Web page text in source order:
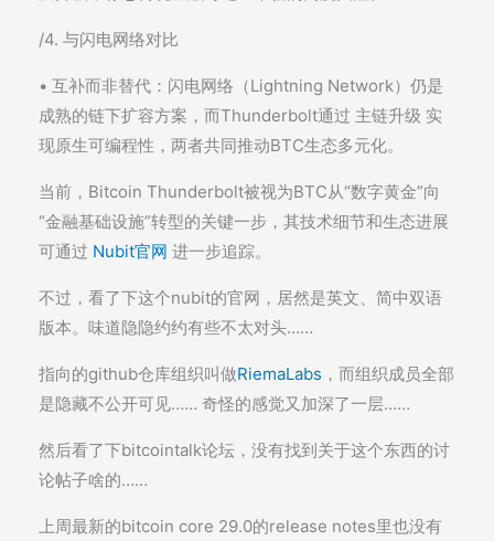
/4. 与闪电网络对比
• 互补而非替代：闪电网络（Lightning Network）仍是
成熟的链下扩容方案，而Thunderbolt通过 主链升级 实
现原生可编程性，两者共同推动BTC生态多元化。
当前，Bitcoin Thunderbolt被视为BTC从“数字黄金”向
“金融基础设施”转型的关键一步，其技术细节和生态进展
可通过 Nubit官网 进一步追踪。
不过，看了下这个nubit的官网，居然是英文、简中双语
版本。味道隐隐约约有些不太对头……
指向的github仓库组织叫做RiemaLabs ，而组织成员全部
是隐藏不公开可见…… 奇怪的感觉又加深了一层……
然后看了下bitcointalk论坛，没有找到关于这个东西的讨
论帖子啥的……
上周最新的bitcoin core 29.0的release notes里也没有